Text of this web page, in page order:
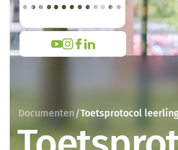
Documenten /Toetsprotocol